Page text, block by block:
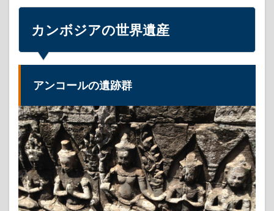
の世
産
ハノ
ある
ン・
ロン
皇城
遺跡
の中
心地
6.2
ハ・
ロン
カンボジアの世界遺産
アンコールの遺跡群